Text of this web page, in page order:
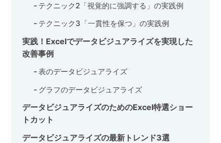
テクニック2「視覚的に強調する」の実践例
テクニック3「一貫性を保つ」の実践例
実践！Excelでデータビジュアライズを実現した
改善事例
表のデータビジュアライズ
グラフのデータビジュアライズ
データビジュアライズのためのExcel特選ショー
トカット
データビジュアライズの最新トレンド3選